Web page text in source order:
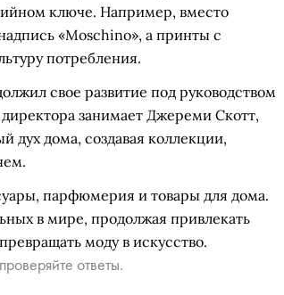
ключе. Например, вместо
«Moschino», а принты с
потребления.
свое развитие под руководством
занимает Джереми Скотт,
дух дома, создавая коллекции,
парфюмерия и товары для дома.
в мире, продолжая привлекать
моду в искусство.
ответы.